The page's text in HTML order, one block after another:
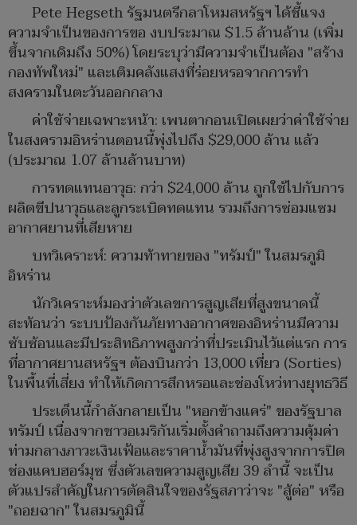
Pete Hegseth รัฐมนตรีกลาโหมสหรัฐฯ ได้ชี้แจง
ความจำเป็นของการขอ งบประมาณ $1.5 ล้านล้าน (เพิ่ม
ขึ้นจากเดิมถึง 50%) โดยระบุว่ามีความจำเป็นต้อง "สร้าง
กองทัพใหม่" และเติมคลังแสงที่ร่อยหรอจากการทำ
สงครามในตะวันออกกลาง
ค่าใช้จ่ายเฉพาะหน้า: เพนตากอนเปิดเผยว่าค่าใช้จ่าย
ในสงครามอิหร่านตอนนี้พุ่งไปถึง $29,000 ล้าน แล้ว
(ประมาณ 1.07 ล้านล้านบาท)
การทดแทนอาวุธ: กว่า $24,000 ล้าน ถูกใช้ไปกับการ
ผลิตขีปนาวุธและลูกระเบิดทดแทน รวมถึงการซ่อมแซม
อากาศยานที่เสียหาย
บทวิเคราะห์: ความท้าทายของ "ทรัมป์" ในสมรภูมิ
อิหร่าน
นักวิเคราะห์มองว่าตัวเลขการสูญเสียที่สูงขนาดนี้
สะท้อนว่า ระบบป้องกันภัยทางอากาศของอิหร่านมีความ
ซับซ้อนและมีประสิทธิภาพสูงกว่าที่ประเมินไว้แต่แรก การ
ที่อากาศยานสหรัฐฯ ต้องบินกว่า 13,000 เที่ยว (Sorties)
ในพื้นที่เสี่ยง ทำให้เกิดการสึกหรอและช่องโหว่ทางยุทธวิธี
ประเด็นนี้กำลังกลายเป็น "หอกข้างแคร่" ของรัฐบาล
ทรัมป์ เนื่องจากชาวอเมริกันเริ่มตั้งคำถามถึงความคุ้มค่า
ท่ามกลางภาวะเงินเฟ้อและราคาน้ำมันที่พุ่งสูงจากการปิด
ช่องแคบฮอร์มุซ ซึ่งตัวเลขความสูญเสีย 39 ลำนี้ จะเป็น
ตัวแปรสำคัญในการตัดสินใจของรัฐสภาว่าจะ "สู้ต่อ" หรือ
"ถอยฉาก" ในสมรภูมินี้